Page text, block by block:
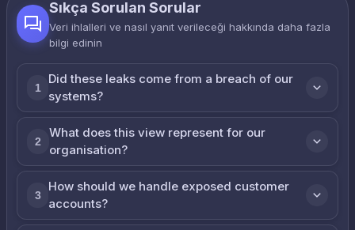
Sıkça Sorulan Sorular
Veri ihlalleri ve nasıl yanıt verileceği hakkında daha fazla
bilgi edinin
1
Did these leaks come from a breach of our
systems?
2
What does this view represent for our
organisation?
3
How should we handle exposed customer
accounts?